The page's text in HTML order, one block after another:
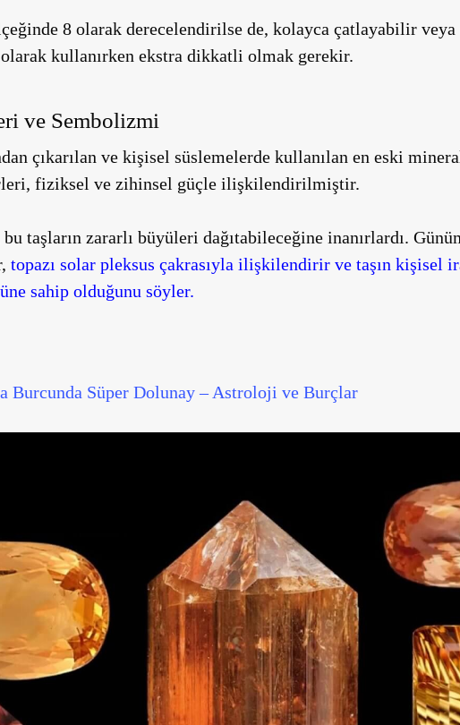
8 olarak derecelendirilse de, kolayca çatlayabilir
olarak kullanırken ekstra dikkatli olmak gerekir.
ve Sembolizmi
çıkarılan ve kişisel süslemelerde kullanılan en eski
fiziksel ve zihinsel güçle ilişkilendirilmiştir.
taşların zararlı büyüleri dağıtabileceğine inanırlardı.
topazı solar pleksus çakrasıyla ilişkilendirir ve taşın kişisel
sahip olduğunu söyler.
Burcunda Süper Dolunay – Astroloji ve Burçlar